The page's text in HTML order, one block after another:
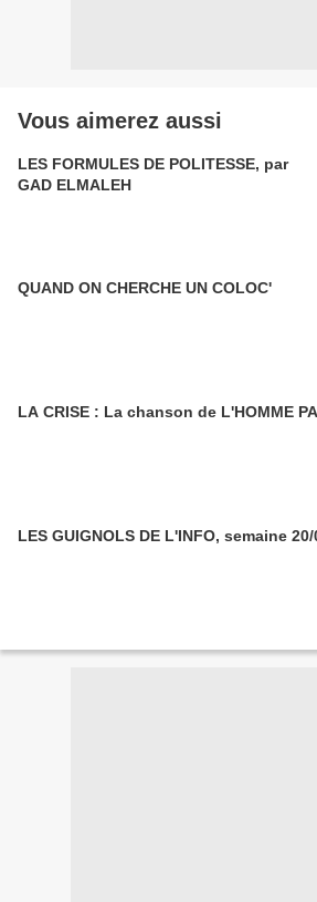
Vous aimerez aussi
LES FORMULES DE POLITESSE, par
GAD ELMALEH
QUAND ON CHERCHE UN COLOC'
LA CRISE : La chanson de L'HOMME
LES GUIGNOLS DE L'INFO, semaine